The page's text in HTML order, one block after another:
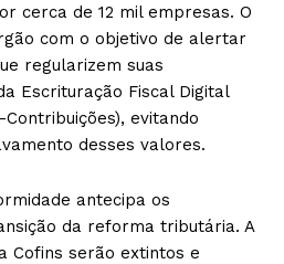
cerca de 12 mil empresas. O
com o objetivo de alertar
regularizem suas
Escrituração Fiscal Digital
evitando
desses valores.
antecipa os
da reforma tributária. A
Cofins serão extintos e